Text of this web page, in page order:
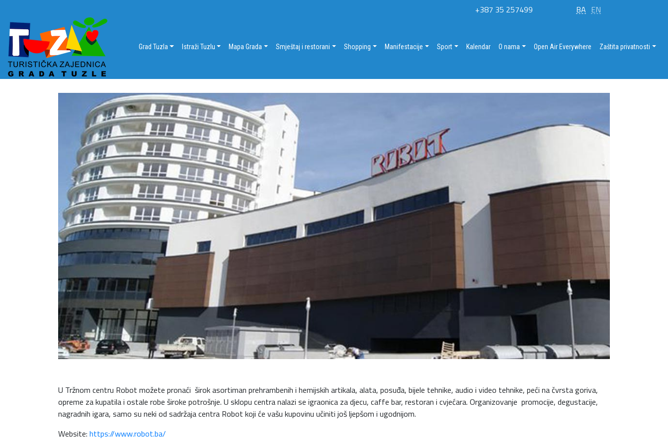
BA EN
+387 35 257499
Grad Tuzla Istraži Tuzlu Mapa Grada Smještaj i restorani Shopping Manifestacije Sport Kalendar O nama Open Air Everywhere Zaštita privatnosti
U Tržnom centru Robot možete pronaći širok asortiman prehrambenih i hemijskih artikala, alata, posuđa, bijele tehnike, audio i video tehnike, peći na čvrsta goriva,
opreme za kupatila i ostale robe široke potrošnje. U sklopu centra nalazi se igraonica za djecu, caffe bar, restoran i cvjećara. Organizovanje promocije, degustacije,
nagradnih igara, samo su neki od sadržaja centra Robot koji će vašu kupovinu učiniti još ljepšom i ugodnijom.
Website: https://www.robot.ba/